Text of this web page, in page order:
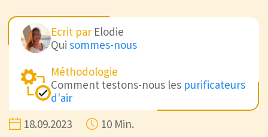
Ecrit par Elodie
Qui sommes-nous
Méthodologie
Comment testons-nous les purificateurs
d'air
18.09.2023
10 Min.